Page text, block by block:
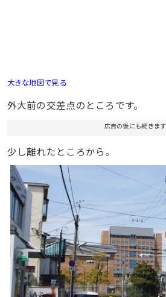
大きな地図で見る
外大前の交差点のところです。
広告の後にも続きます
少し離れたところから。